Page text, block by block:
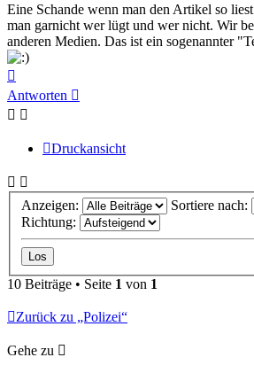
Eine Schande wenn man den Artikel so
man garnicht wer lügt und wer nicht. Wir
anderen Medien. Das ist ein sogenannter
oben
Antworten
Druckansicht
Anzeigen:
Sortiere nach:
Richtung:
10 Beiträge • Seite 1 von 1
Zurück zu „Polizei“
Gehe zu